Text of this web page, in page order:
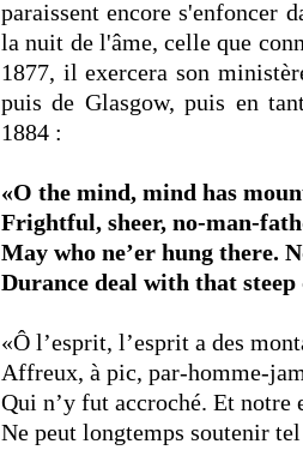
paraissent encore s'enfoncer
la nuit de l'âme, celle que
1877, il exercera son
puis de Glasgow, puis en
1884 :
«O the mind, mind has
Frightful, sheer, no-man-
May who ne’er hung there.
Durance deal with that steep
«Ô l’esprit, l’esprit a des
Affreux, à pic, par-homme-
Qui n’y fut accroché. Et notre
Ne peut longtemps soutenir